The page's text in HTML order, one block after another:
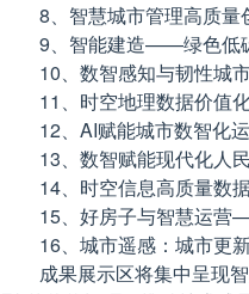
8、智慧城市管理高质
9、智能建造——绿色低
10、数智感知与韧性城
11、时空地理数据价值
12、AI赋能城市数智化
13、数智赋能现代化人
14、时空信息高质量数
15、好房子与智慧运营
16、城市遥感：城市更
成果展示区将集中呈现